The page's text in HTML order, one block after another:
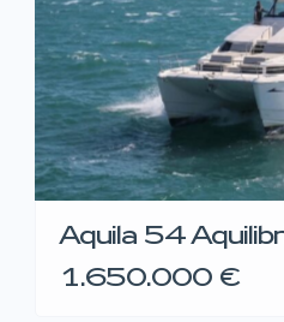
Aquila 54
1.650.000 €